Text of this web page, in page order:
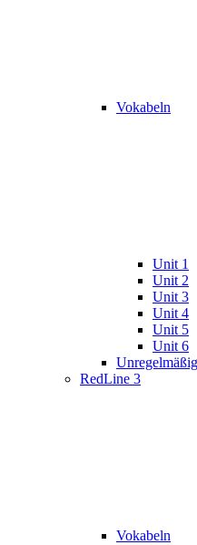
Vokabeln
Unit 1
Unit 2
Unit 3
Unit 4
Unit 5
Unit 6
RedLine 3
Vokabeln